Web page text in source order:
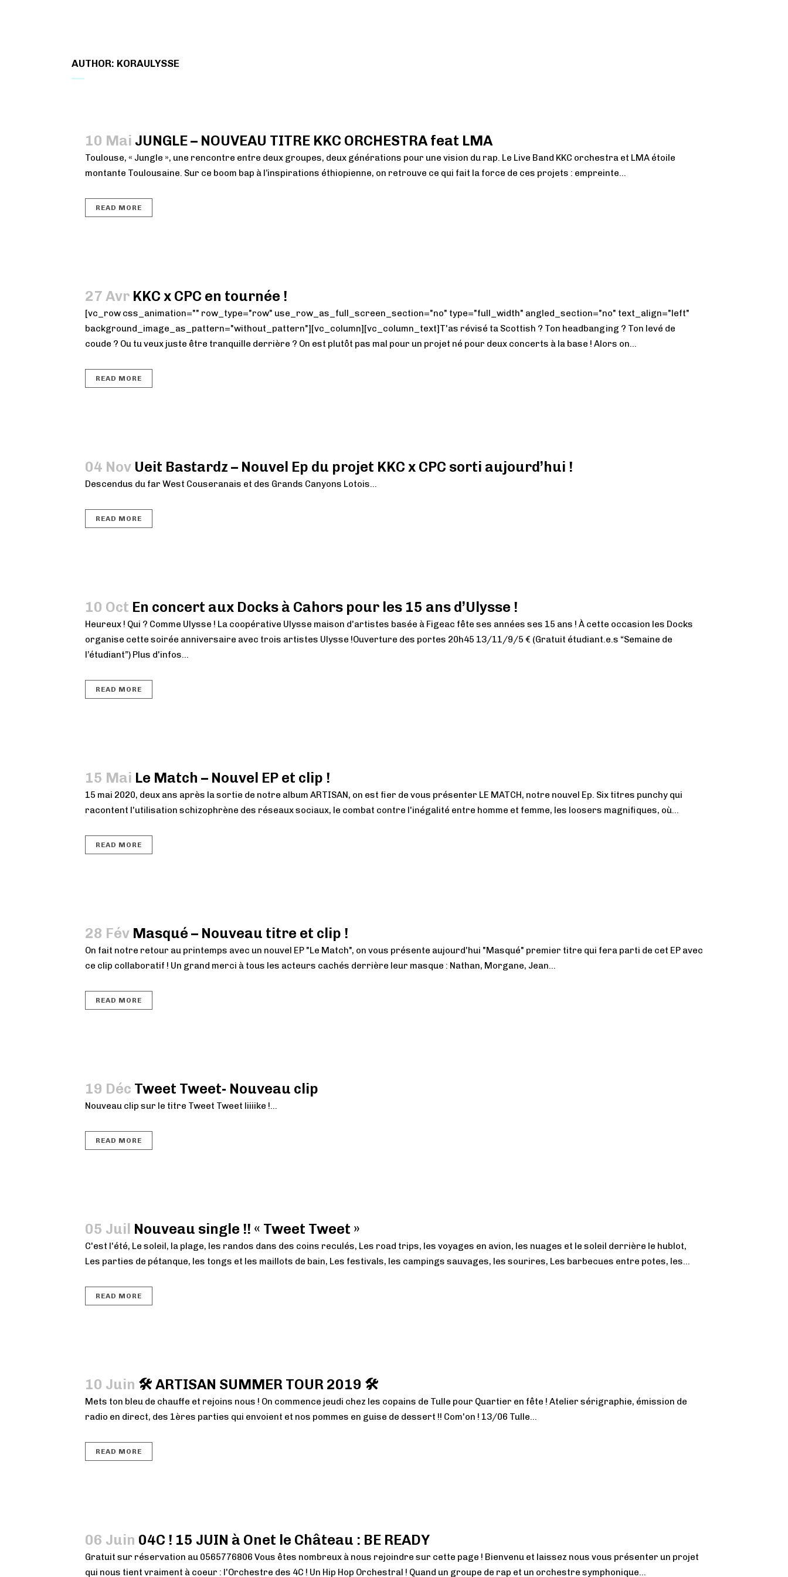
AUTHOR: KORAULYSSE
10 Mai JUNGLE – NOUVEAU TITRE KKC ORCHESTRA feat LMA
Toulouse, « Jungle », une rencontre entre deux groupes, deux générations pour une vision du rap. Le Live Band KKC orchestra et LMA étoile
montante Toulousaine. Sur ce boom bap à l’inspirations éthiopienne, on retrouve ce qui fait la force de ces projets : empreinte...
READ MORE
27 Avr KKC x CPC en tournée !
[vc_row css_animation="" row_type="row" use_row_as_full_screen_section="no" type="full_width" angled_section="no" text_align="left"
background_image_as_pattern="without_pattern"][vc_column][vc_column_text]T'as révisé ta Scottish ? Ton headbanging ? Ton levé de
coude ? Ou tu veux juste être tranquille derrière ? On est plutôt pas mal pour un projet né pour deux concerts à la base ! Alors on...
READ MORE
04 Nov Ueit Bastardz – Nouvel Ep du projet KKC x CPC sorti aujourd’hui !
Descendus du far West Couseranais et des Grands Canyons Lotois...
READ MORE
10 Oct En concert aux Docks à Cahors pour les 15 ans d’Ulysse !
Heureux ! Qui ? Comme Ulysse ! La coopérative Ulysse maison d'artistes basée à Figeac fête ses années ses 15 ans ! À cette occasion les Docks
organise cette soirée anniversaire avec trois artistes Ulysse !Ouverture des portes 20h45 13/11/9/5 € (Gratuit étudiant.e.s “Semaine de
l’étudiant”) Plus d'infos...
READ MORE
15 Mai Le Match – Nouvel EP et clip !
15 mai 2020, deux ans après la sortie de notre album ARTISAN, on est fier de vous présenter LE MATCH, notre nouvel Ep. Six titres punchy qui
racontent l'utilisation schizophrène des réseaux sociaux, le combat contre l'inégalité entre homme et femme, les loosers magnifiques, où...
READ MORE
28 Fév Masqué – Nouveau titre et clip !
On fait notre retour au printemps avec un nouvel EP "Le Match", on vous présente aujourd'hui "Masqué" premier titre qui fera parti de cet EP avec
ce clip collaboratif ! Un grand merci à tous les acteurs cachés derrière leur masque : Nathan, Morgane, Jean...
READ MORE
19 Déc Tweet Tweet- Nouveau clip
Nouveau clip sur le titre Tweet Tweet liiiike !...
READ MORE
05 Juil Nouveau single !! « Tweet Tweet »
C'est l'été, Le soleil, la plage, les randos dans des coins reculés, Les road trips, les voyages en avion, les nuages et le soleil derrière le hublot,
Les parties de pétanque, les tongs et les maillots de bain, Les festivals, les campings sauvages, les sourires, Les barbecues entre potes, les...
READ MORE
10 Juin 🛠 ARTISAN SUMMER TOUR 2019 🛠
Mets ton bleu de chauffe et rejoins nous ! On commence jeudi chez les copains de Tulle pour Quartier en fête ! Atelier sérigraphie, émission de
radio en direct, des 1ères parties qui envoient et nos pommes en guise de dessert !! Com'on ! 13/06 Tulle...
READ MORE
06 Juin 04C ! 15 JUIN à Onet le Château : BE READY
Gratuit sur réservation au 0565776806 Vous êtes nombreux à nous rejoindre sur cette page ! Bienvenu et laissez nous vous présenter un projet
qui nous tient vraiment à coeur : l'Orchestre des 4C ! Un Hip Hop Orchestral ! Quand un groupe de rap et un orchestre symphonique...